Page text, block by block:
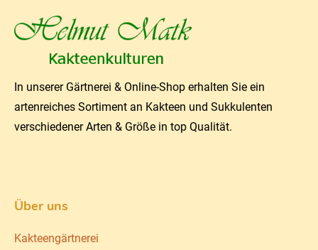
In unserer Gärtnerei & Online-Shop erhalten Sie ein
artenreiches Sortiment an Kakteen und Sukkulenten
verschiedener Arten & Größe in top Qualität.
Über uns
Kakteengärtnerei